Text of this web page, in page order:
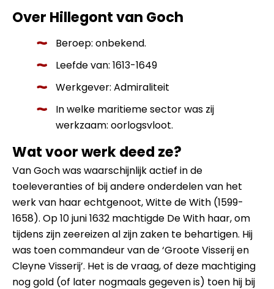
Over Hillegont van Goch
Beroep: onbekend.
Leefde van: 1613-1649
Werkgever: Admiraliteit
In welke maritieme sector was zij
werkzaam: oorlogsvloot.
Wat voor werk deed ze?
Van Goch was waarschijnlijk actief in de
toeleveranties of bij andere onderdelen van het
werk van haar echtgenoot, Witte de With (1599-
1658). Op 10 juni 1632 machtigde De With haar, om
tijdens zijn zeereizen al zijn zaken te behartigen. Hij
was toen commandeur van de ‘Groote Visserij en
Cleyne Visserij’. Het is de vraag, of deze machtiging
nog gold (of later nogmaals gegeven is) toen hij bij